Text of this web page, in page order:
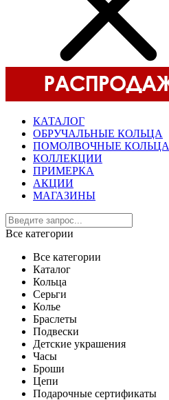
КАТАЛОГ
ОБРУЧАЛЬНЫЕ КОЛЬЦА
ПОМОЛВОЧНЫЕ КОЛЬЦА
КОЛЛЕКЦИИ
ПРИМЕРКА
АКЦИИ
МАГАЗИНЫ
Все категории
Все категории
Каталог
Кольца
Серьги
Колье
Браслеты
Подвески
Детские украшения
Часы
Броши
Цепи
Подарочные сертификаты